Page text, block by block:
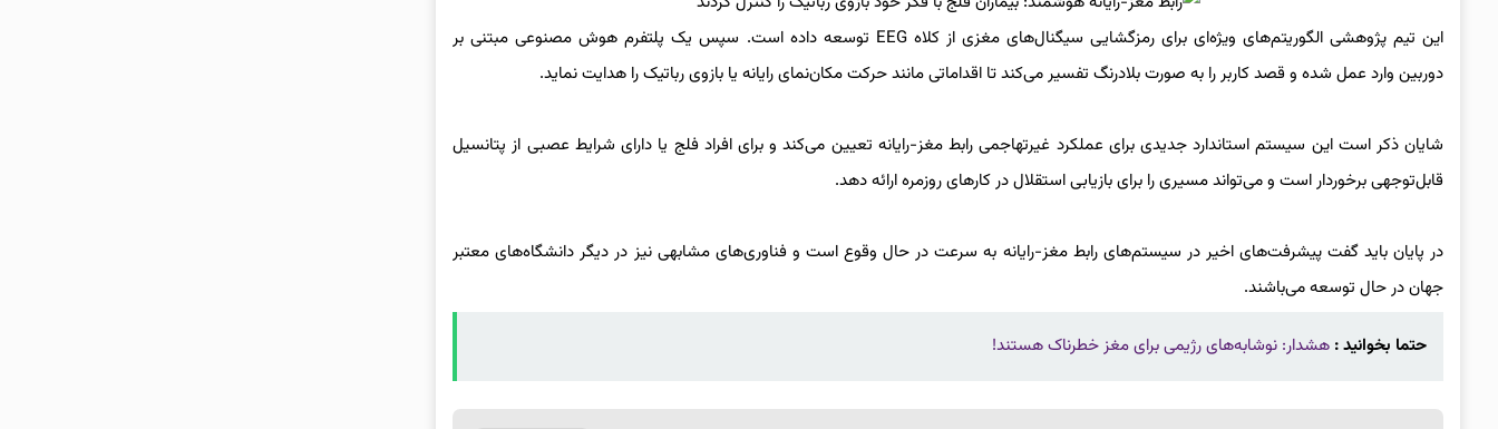
این تیم پژوهشی الگوریتم‌های ویژه‌ای برای رمزگشایی سیگنال‌های مغزی از کلاه EEG توسعه داده است. سپس یک پلتفرم هوش مصنوعی مبتنی بر
دوربین وارد عمل شده و قصد کاربر را به صورت بلادرنگ تفسیر می‌کند تا اقداماتی مانند حرکت مکان‌نمای رایانه یا بازوی رباتیک را هدایت نماید.
شایان ذکر است این سیستم استاندارد جدیدی برای عملکرد غیرتهاجمی رابط مغز-رایانه تعیین می‌کند و برای افراد فلج یا دارای شرایط عصبی از پتانسیل
قابل‌توجهی برخوردار است و می‌تواند مسیری را برای بازیابی استقلال در کارهای روزمره ارائه دهد.
در پایان باید گفت پیشرفت‌های اخیر در سیستم‌های رابط مغز-رایانه به سرعت در حال وقوع است و فناوری‌های مشابهی نیز در دیگر دانشگاه‌های معتبر
جهان در حال توسعه می‌باشند.
حتما بخوانید : هشدار: نوشابه‌های رژیمی برای مغز خطرناک هستند!